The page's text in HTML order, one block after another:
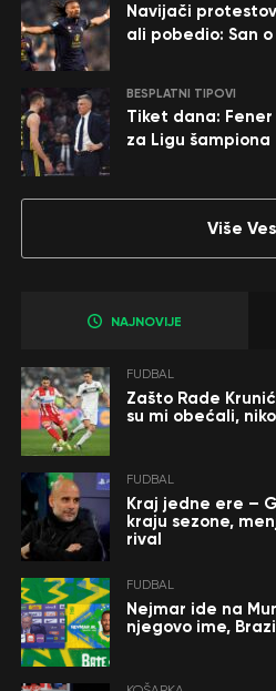
Navijači
ali pobedio: San
BESPLATNI TIPOVI
Tiket dana:
za Ligu šampiona
Više
NAJNOVIJE
FUDBAL
Zašto Rade
su mi obećali,
FUDBAL
Kraj jedne ere –
kraju sezone,
rival
FUDBAL
Nejmar ide na
njegovo ime,